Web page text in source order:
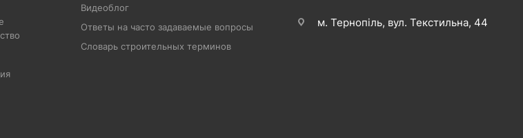
Видеоблог
Ответы на часто задаваемые вопросы
Словарь строительных терминов
м. Тернопіль, вул. Текстильна, 44